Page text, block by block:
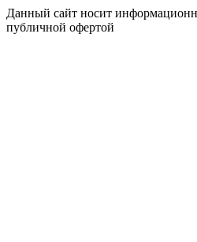
Данный сайт носит
публичной офертой